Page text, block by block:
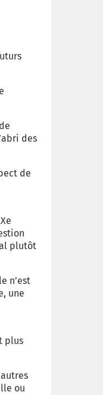
des
de
plutôt
n’est
une
plus
ou